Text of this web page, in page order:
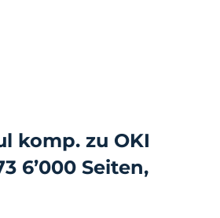
komp. zu OKI
6’000 Seiten,